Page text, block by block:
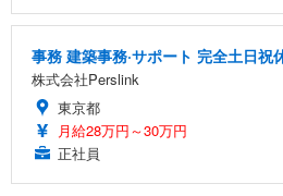
事務 建築事務·サポート 完全土日祝
株式会社Perslink
東京都
月給28万円～30万円
正社員